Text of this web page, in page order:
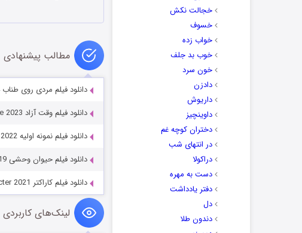
خجالت نکش
خسوف
خواب زده
خوب بد جلف
خون سرد
دادزن
داریوش
داوینچیز
دختران کوچه غم
در انتهای شب
دراکولا
دست به مهره
دفتر یادداشت
دل
دندون طلا
مطالب پیشنهادی
دانلود فیلم مردی روی طناب Tightrope 1984
دانلود فیلم وقت آزاد Free Time 2023
دانلود فیلم نمونه اولیه Prototype 2022
دانلود فیلم حیوان وحشی The Beast 2019
دانلود فیلم کاراکتر Character 2021
لینک‌های کاربردی